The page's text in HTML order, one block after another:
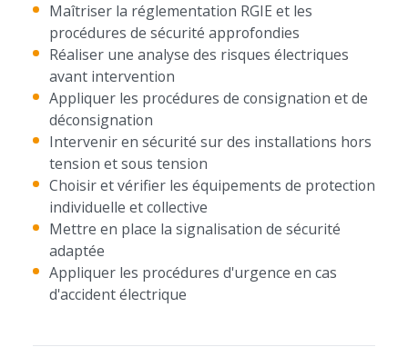
Maîtriser la réglementation RGIE et les
procédures de sécurité approfondies
Réaliser une analyse des risques électriques
avant intervention
Appliquer les procédures de consignation et de
déconsignation
Intervenir en sécurité sur des installations hors
tension et sous tension
Choisir et vérifier les équipements de protection
individuelle et collective
Mettre en place la signalisation de sécurité
adaptée
Appliquer les procédures d'urgence en cas
d'accident électrique